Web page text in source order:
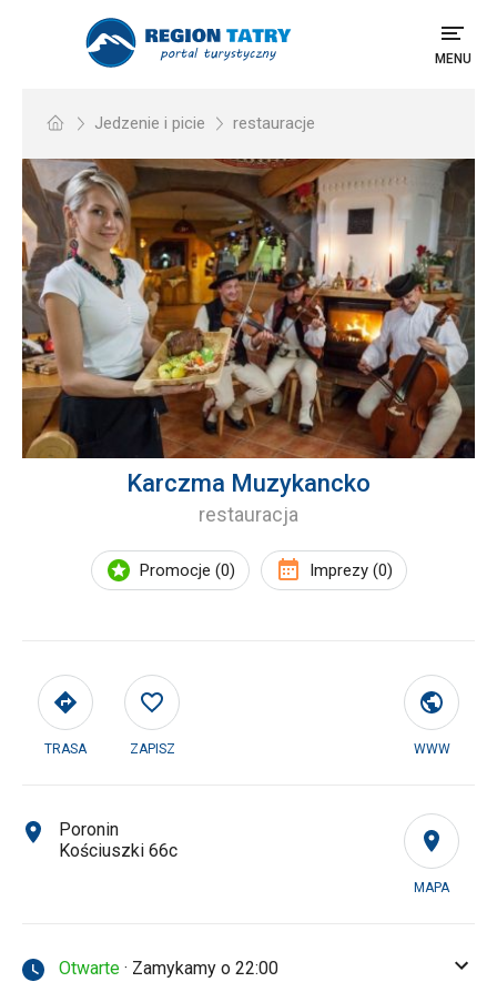
MENU
Jedzenie i picie restauracje
Karczma Muzykancko
restauracja
Promocje (0) Imprezy (0)
TRASA ZAPISZ WWW
MAPA
Poronin
Kościuszki 66c
Otwarte · Zamykamy o 22:00